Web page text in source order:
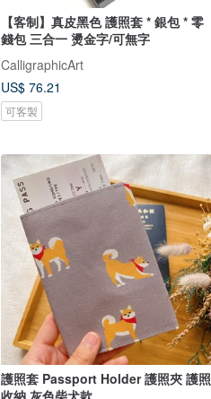
【客制】真皮黑色 護照套 * 銀包 * 零
錢包 三合一 燙金字/可無字
CalligraphicArt
US$ 76.21
可客製
護照套 Passport Holder 護照夾 護照